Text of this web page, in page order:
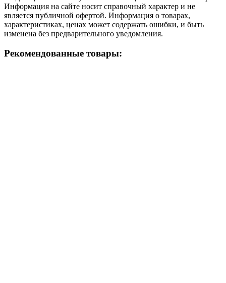
Информация на сайте носит справочный характер и не
является публичной офертой. Информация о товарах,
характеристиках, ценах может содержать ошибки, и быть
изменена без предварительного уведомления.
Рекомендованные товары: